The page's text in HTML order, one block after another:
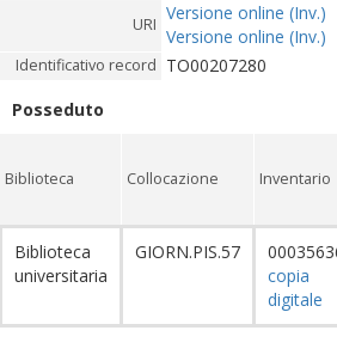
URI
Versione online (Inv.)
Versione online (Inv.)
Identificativo record TO00207280
Posseduto
Biblioteca Collocazione Inventario
Biblioteca
universitaria
GIORN.PIS.57
copia
digitale